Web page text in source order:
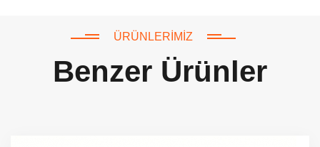
ÜRÜNLERIMIZ
Benzer Ürünler